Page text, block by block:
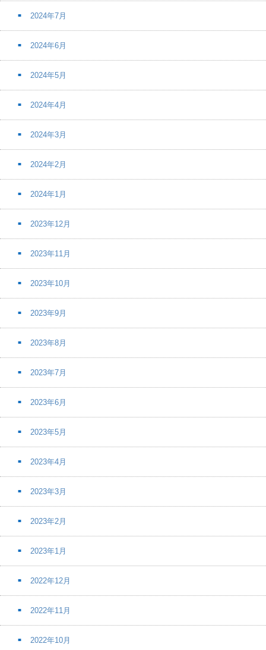
2024年7月
2024年6月
2024年5月
2024年4月
2024年3月
2024年2月
2024年1月
2023年12月
2023年11月
2023年10月
2023年9月
2023年8月
2023年7月
2023年6月
2023年5月
2023年4月
2023年3月
2023年2月
2023年1月
2022年12月
2022年11月
2022年10月